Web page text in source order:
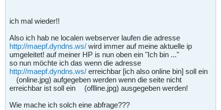
ich mal wieder!!
Also ich hab ne localen webserver laufen die adresse
http://maepf.dyndns.ws/ wird immer auf meine aktuelle ip
umgeleitet! auf meiner HP is nun oben ein "Ich bin ..."
so nun möchte ich das wenn die adresse
http://maepf.dyndns.ws/ erreichbar [ich also online bin] soll ein
(online.jpg) aufgegeben werden wenn die seite nicht
erreichbar ist soll ein
(oflline.jpg) ausgegeben werden!
Wie mache ich solch eine abfrage???